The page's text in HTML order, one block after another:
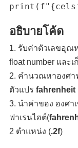
อธิบายโค้ด
รับค่าตัวเลขอุณ
float number และ
คำนวณหาองศา
ตัวแปร fahrenheit
นำค่าของ องศา
ฟาเรนไฮต์(
2 ตำแหน่ง (.2f)